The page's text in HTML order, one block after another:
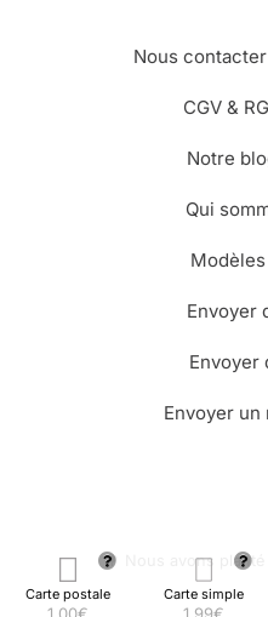
Carte postale Carte simple
Nous contacter
CGV &
Notre
Qui
Envoyer
Envoyer
Envoyer un
🌳 Nous avons planté